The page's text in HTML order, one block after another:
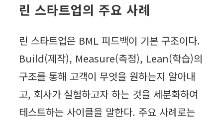
린 스타트업의 주요 사례
린 스타트업은 BML 피드백이 기본 구조이다.
Build(제작), Measure(측정), Lean(학습)의
구조를 통해 고객이 무엇을 원하는지 알아내
고, 회사가 실험하고자 하는 것을 세분화하여
테스트하는 사이클을 말한다. 주요 사례로는